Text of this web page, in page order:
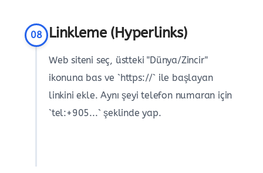
08 Linkleme (Hyperlinks)
Web siteni seç, üstteki "Dünya/Zincir"
ikonuna bas ve `https://` ile başlayan
linkini ekle. Aynı şeyi telefon numaran için
`tel:+905...` şeklinde yap.